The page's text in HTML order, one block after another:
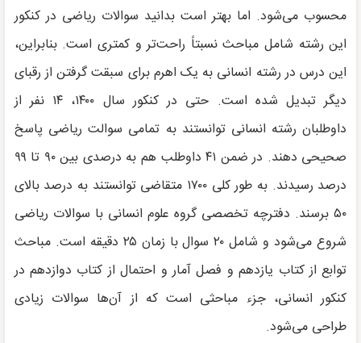
محسوب می‌شود. اما بهتر است بدانید سوالات ریاضی در کنکور
این رشته شامل مباحث نسبتاً راحت‌تر و کمتری است. بنابراین،
این درس در رشته انسانی به یک اهرم برای سبقت گرفتن از رقبای
دیگر تبدیل شده است. حتی در کنکور سال ۱۴۰۰، ۱۴ نفر از
داوطلبان رشته انسانی توانستند به تمامی سوالت ریاضی پاسخ
صحیحی دهند. در ضمن ۴۱ داوطلب هم به درصدی بین ۹۰ تا ۹۹
درصد رسیدند. به طور کلی ۱۷۰۰ متقاضی توانستند به درصد بالای
۵۰ برسند. دفترچه تخصصی گروه علوم انسانی با سوالات ریاضی
شروع می‌شود و شامل ۲۰ سوال با زمان ۲۵ دقیقه است. مباحث
توابع از کتاب یازدهم و فصل آمار و احتمال از کتاب دوازدهم در
کنکور انسانی، جزء مباحثی است که از آن‌ها سوالات زیادی
طراحی می‌شود.